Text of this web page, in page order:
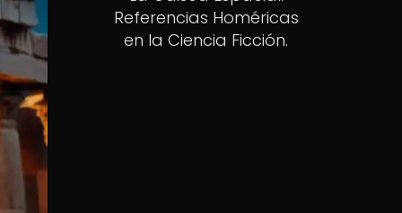
Referencias Homéricas
en la Ciencia Ficción.